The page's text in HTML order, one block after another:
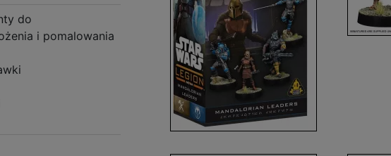
do
i pomalowania